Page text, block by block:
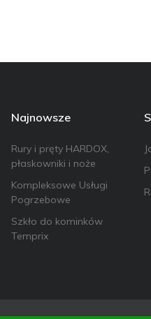
Najnowsze
Rury i pręty HARDOX,
płaskowniki i noże
Kompleksowe Usługi
Pogrzebowe
Szkło do kominków
Temprix